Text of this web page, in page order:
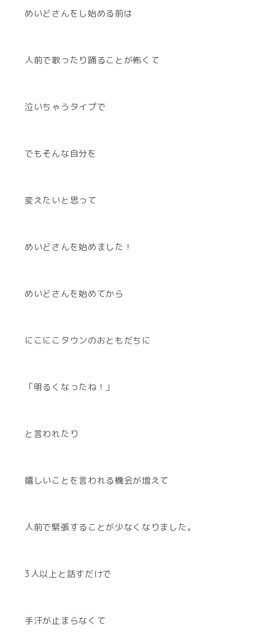
めいどさんをし始める前は
人前で歌ったり踊ることが怖くて
泣いちゃうタイプで
でもそんな自分を
変えたいと思って
めいどさんを始めました！
めいどさんを始めてから
にこにこタウンのおともだちに
「明るくなったね！」
と言われたり
嬉しいことを言われる機会が増えて
人前で緊張することが少なくなりました。
3人以上と話すだけで
手汗が止まらなくて